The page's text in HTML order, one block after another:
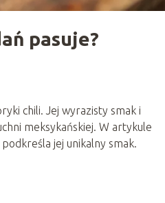
pasuje?
chili. Jej wyrazisty smak i
meksykańskiej. W artykule
jej unikalny smak.